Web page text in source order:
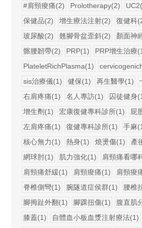
#肩頸痠痛(2)
Prolotherapy(2)
保健品(2)
增生療法注射(2) 復健科
玻尿酸(2)
翹腳骨盆歪斜(2) 顏面神
髂腰韌帶(2)
PRP(1)
PRP增生治療
PlateletRichPlasma(1)
sis治療儀(1)
健保(1) 再生醫學(1)
右肩疼痛(1)
名人專訪(1) 囚徒健身
增生劑(1)
宏康復健專科診所(1)
屁
左肩疼痛(1)
復健專科診所(1) 手麻
核心無力(1)
熱身(1) 燒燙傷(1) 產
網球肘(1)
肌力強化(1)
肩頸痛看哪
肩頸痛舒緩(1)
肩頸痠痛(1)
肩頸痠
脊椎側彎(1)
腕隧道症侯群(1)
腰椎
腳拇趾外翻(1)
腳踝扭傷(1) 腹直肌
膝蓋(1)
自體血小板血漿注射療法(1)